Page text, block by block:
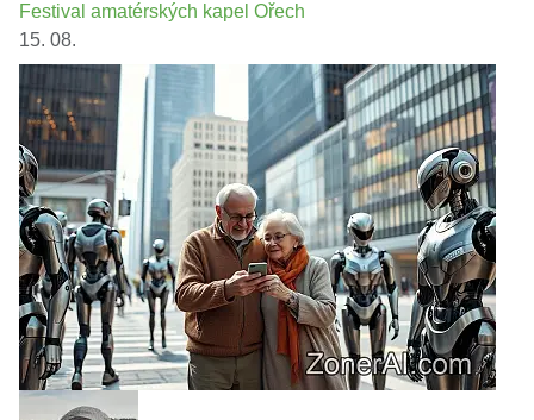
Festival amatérských kapel Ořech
15. 08.